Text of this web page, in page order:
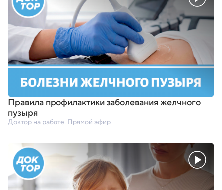
Правила профилактики заболевания желчного
пузыря
Доктор на работе. Прямой эфир